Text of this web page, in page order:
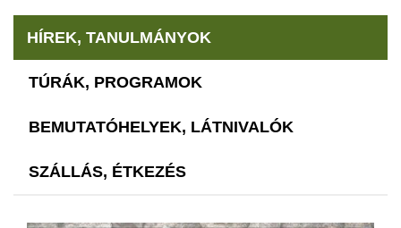
HÍREK, TANULMÁNYOK
TÚRÁK, PROGRAMOK
BEMUTATÓHELYEK, LÁTNIVALÓK
SZÁLLÁS, ÉTKEZÉS